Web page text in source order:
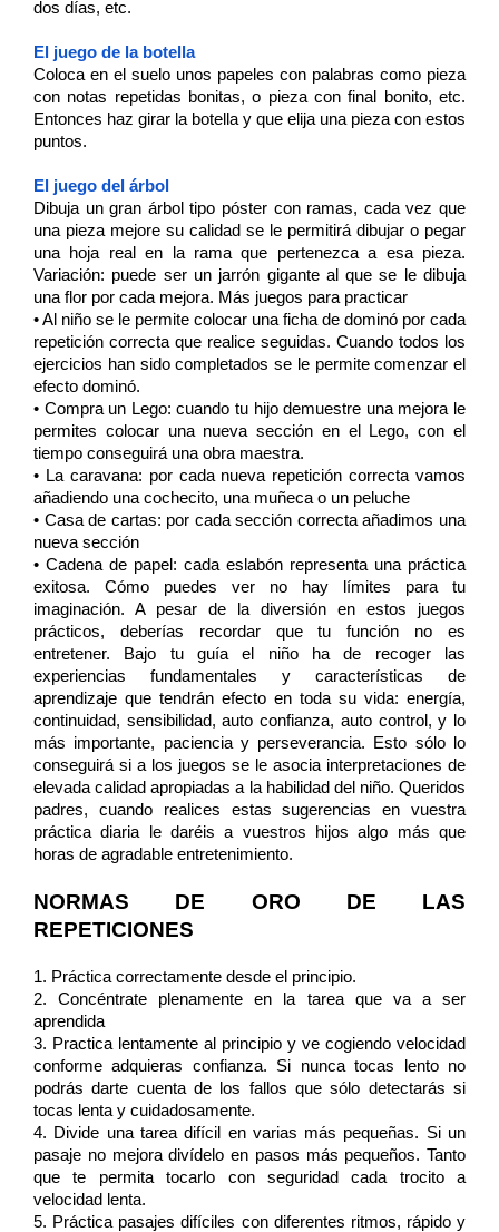
dos días, etc.
El juego de la botella
Coloca en el suelo unos papeles con palabras como pieza
con notas repetidas bonitas, o pieza con final bonito, etc.
Entonces haz girar la botella y que elija una pieza con estos
puntos.
El juego del árbol
Dibuja un gran árbol tipo póster con ramas, cada vez que
una pieza mejore su calidad se le permitirá dibujar o pegar
una hoja real en la rama que pertenezca a esa pieza.
Variación: puede ser un jarrón gigante al que se le dibuja
una flor por cada mejora. Más juegos para practicar
• Al niño se le permite colocar una ficha de dominó por cada
repetición correcta que realice seguidas. Cuando todos los
ejercicios han sido completados se le permite comenzar el
efecto dominó.
• Compra un Lego: cuando tu hijo demuestre una mejora le
permites colocar una nueva sección en el Lego, con el
tiempo conseguirá una obra maestra.
• La caravana: por cada nueva repetición correcta vamos
añadiendo una cochecito, una muñeca o un peluche
• Casa de cartas: por cada sección correcta añadimos una
nueva sección
• Cadena de papel: cada eslabón representa una práctica
exitosa. Cómo puedes ver no hay límites para tu
imaginación. A pesar de la diversión en estos juegos
prácticos, deberías recordar que tu función no es
entretener. Bajo tu guía el niño ha de recoger las
experiencias fundamentales y características de
aprendizaje que tendrán efecto en toda su vida: energía,
continuidad, sensibilidad, auto confianza, auto control, y lo
más importante, paciencia y perseverancia. Esto sólo lo
conseguirá si a los juegos se le asocia interpretaciones de
elevada calidad apropiadas a la habilidad del niño. Queridos
padres, cuando realices estas sugerencias en vuestra
práctica diaria le daréis a vuestros hijos algo más que
horas de agradable entretenimiento.
NORMAS DE ORO DE LAS
REPETICIONES
1. Práctica correctamente desde el principio.
2. Concéntrate plenamente en la tarea que va a ser
aprendida
3. Practica lentamente al principio y ve cogiendo velocidad
conforme adquieras confianza. Si nunca tocas lento no
podrás darte cuenta de los fallos que sólo detectarás si
tocas lenta y cuidadosamente.
4. Divide una tarea difícil en varias más pequeñas. Si un
pasaje no mejora divídelo en pasos más pequeños. Tanto
que te permita tocarlo con seguridad cada trocito a
velocidad lenta.
5. Práctica pasajes difíciles con diferentes ritmos, rápido y